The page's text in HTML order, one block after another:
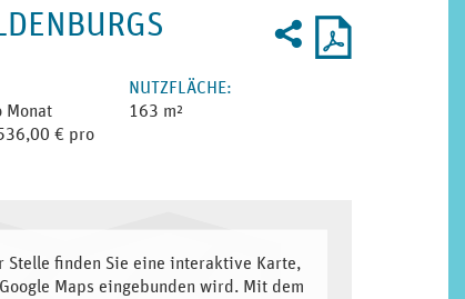
U
Weiterempfehlen
2
Monat
€ pro
NUTZ­FLÄCHE:
163 m²
Stelle finden Sie eine interaktive Karte,
Maps eingebunden wird. Mit dem